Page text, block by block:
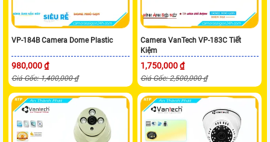
VP-184B Camera Dome Plastic
980,000 ₫
Giá Gốc: 1,400,000 ₫
Camera VanTech VP-183C Tiết
Kiệm
1,750,000 ₫
Giá Gốc: 2,500,000 ₫